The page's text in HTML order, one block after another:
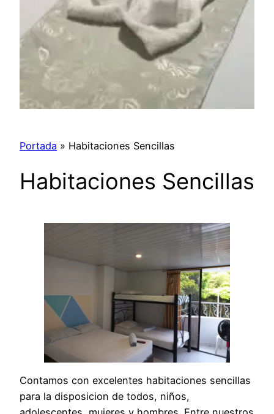
Portada » Habitaciones Sencillas
Habitaciones Sencillas
Contamos con excelentes habitaciones sencillas
para la disposicion de todos, niños,